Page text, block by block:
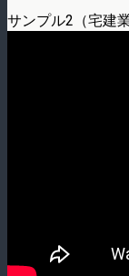
サンプル2（宅建